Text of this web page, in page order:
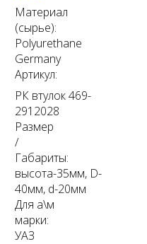
Материал
(сырье):
Polyurethane
Germany
Артикул:
РК втулок 469-
2912028
Размер
/
Габариты:
высота-35мм, D-
40мм, d-20мм
Для а\м
марки:
УАЗ